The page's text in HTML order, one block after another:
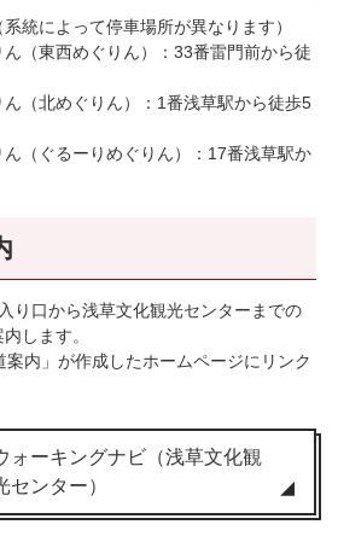
統によって停車場所が異なります）
ん（東西めぐりん）：33番雷門前から徒
ん（北めぐりん）：1番浅草駅から徒歩5
ん（ぐるーりめぐりん）：17番浅草駅か
り口から浅草文化観光センターまでの
します。
案内」が作成したホームページにリンク
ーキングナビ（浅草文化観
センター）